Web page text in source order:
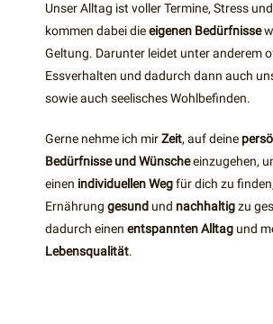
Unser Alltag ist voller Termine, Stress
kommen dabei dieeigenen Bedürfnisse
Geltung. Darunter leidet unter anderem
Essverhalten und dadurch dann auch
sowie auch seelisches Wohlbefinden.
Gerne nehme ich mirZeit, auf deine
Bedürfnisse und Wünscheeinzugehen,
einen individuellen Wegfür dich zu
Ernährung gesund und nachhaltigzu
dadurch einen entspannten Alltag und
Lebensqualität.